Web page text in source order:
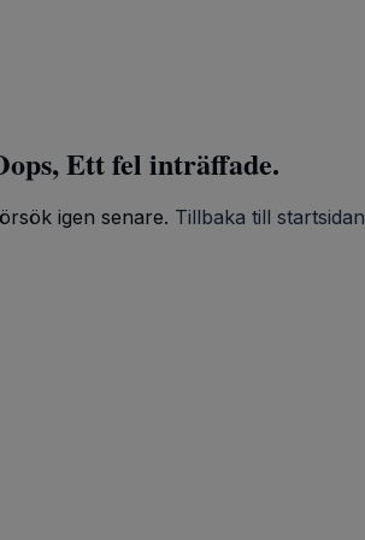
Ett fel inträffade.
igen senare. Tillbaka till startsidan